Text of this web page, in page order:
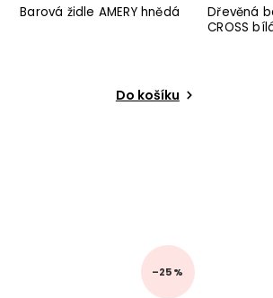
Barová židle AMERY hnědá
Do košíku
Dřevěná
CROSS
–25 %